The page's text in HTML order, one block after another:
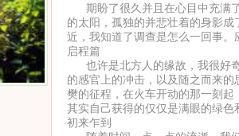
期盼了很久并且在心目中充满了
的太阳，孤独的并悲壮着的身影
近，我知道了调查是怎么一回事
启程篇
也许是北方人的缘故，我很好奇
的感官上的冲击，以及随之而来
樊的征程，在火车开动的那一刻
其实自己获得的仅仅是满眼的绿
初来乍到